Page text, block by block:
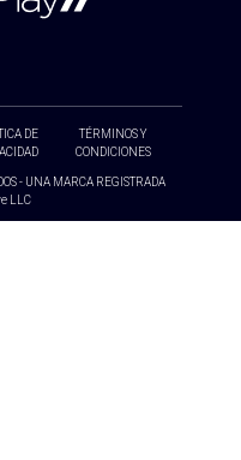
DE
TÉRMINOS Y
CONDICIONES
- UNA MARCA REGISTRADA
LLC